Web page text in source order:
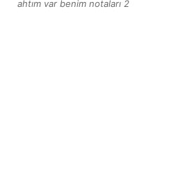
ahtım var benim notaları 2